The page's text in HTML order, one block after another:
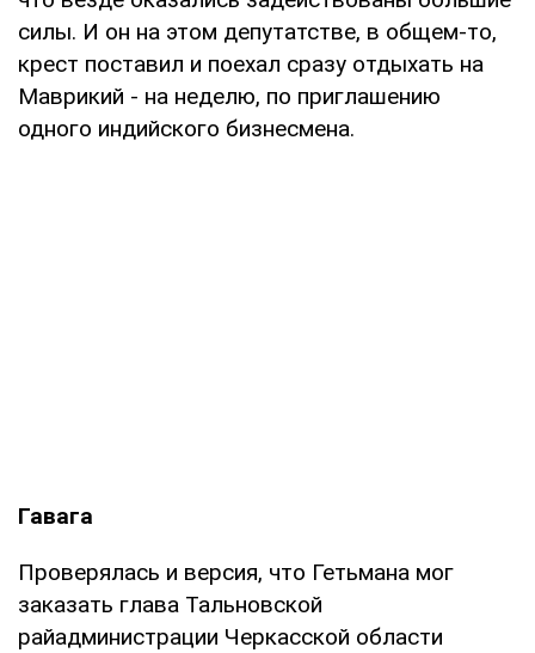
силы. И он на этом депутатстве, в общем-то,
крест поставил и поехал сразу отдыхать на
Маврикий - на неделю, по приглашению
одного индийского бизнесмена.
Гавага
Проверялась и версия, что Гетьмана мог
заказать глава Тальновской
райадминистрации Черкасской области